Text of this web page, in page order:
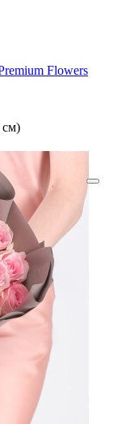
Flowers
см)